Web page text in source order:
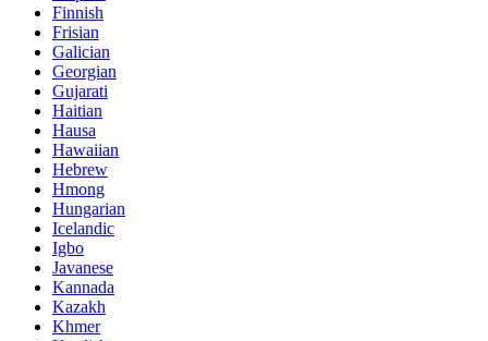
Finnish
Frisian
Galician
Georgian
Gujarati
Haitian
Hausa
Hawaiian
Hebrew
Hmong
Hungarian
Icelandic
Igbo
Javanese
Kannada
Kazakh
Khmer